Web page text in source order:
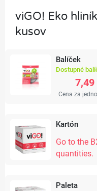
viGO! Eko
kusov
Balíček
Dostupné
7,49
Cena za
Kartón
Go to the
quantities.
Paleta